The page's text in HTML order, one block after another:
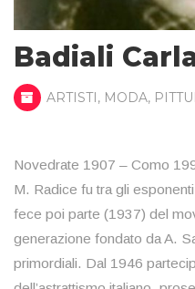
Badiali
ARTISTI, MODA,
Novedrate 1907 – Como
M. Radice fu tra gli
fece poi parte (1937) del
generazione fondato da A.
primordiali. Dal 1946